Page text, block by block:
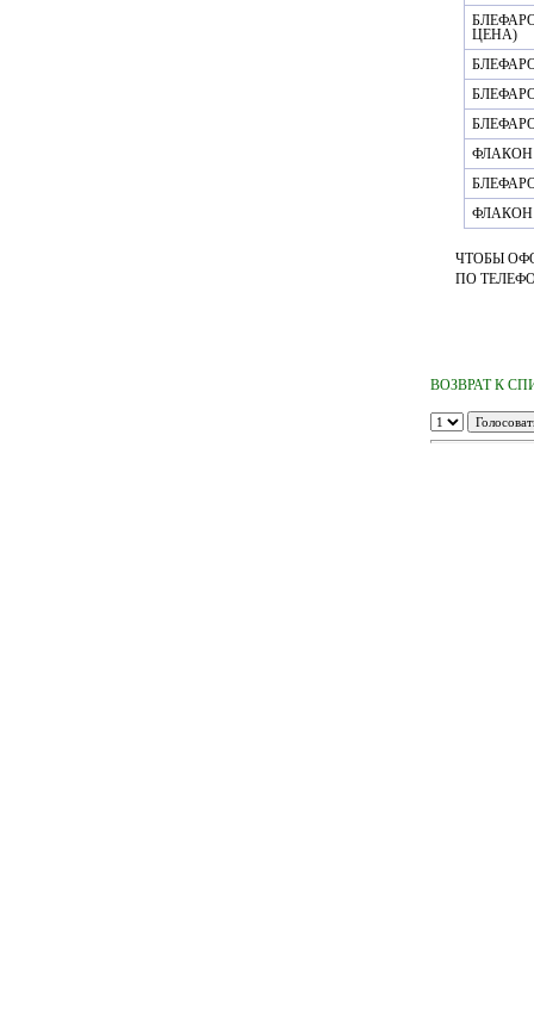
ЦЕНА)
ФЛАКОН
ФЛАКОН
ЧТОБЫ
ПО
ВОЗВРАТ К